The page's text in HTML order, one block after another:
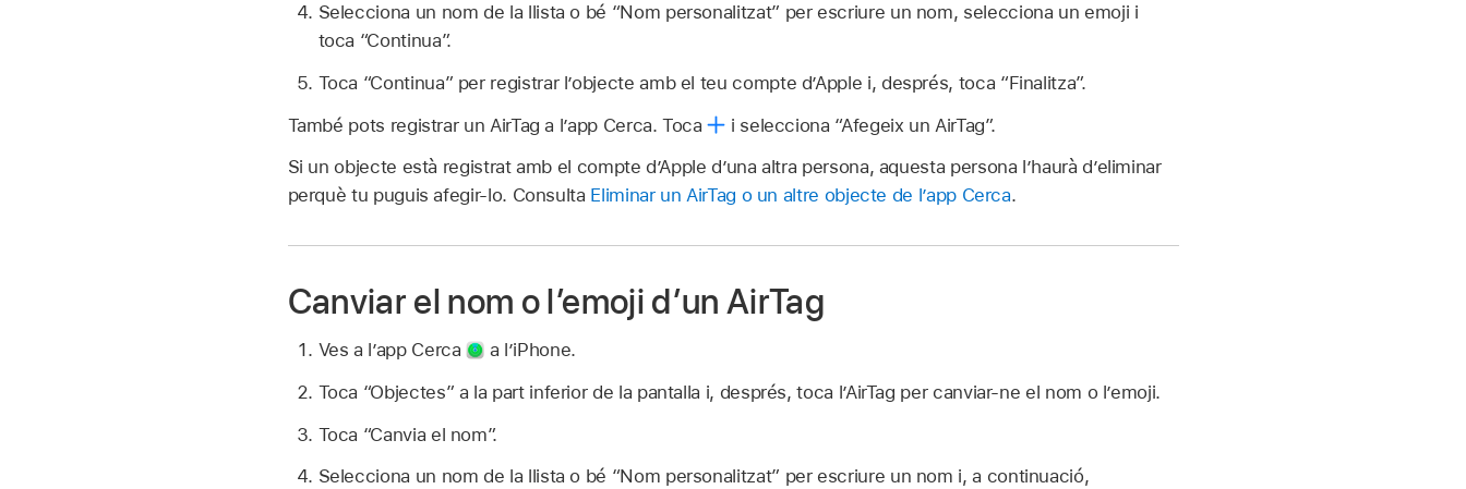
Selecciona un nom de la llista o bé “Nom personalitzat” per escriure un nom, selecciona un emoji i
toca “Continua”.
Toca “Continua” per registrar l’objecte amb el teu compte d’Apple i, després, toca “Finalitza”.
També pots registrar un AirTag a l’app Cerca. Toca
i selecciona “Afegeix un AirTag”.
Si un objecte està registrat amb el compte d’Apple d’una altra persona, aquesta persona l’haurà d’eliminar
perquè tu puguis afegir-lo. Consulta Eliminar un AirTag o un altre objecte de l’app Cerca.
Canviar el nom o l’emoji d’un AirTag
Ves a l’app Cerca
a l’iPhone.
Toca “Objectes” a la part inferior de la pantalla i, després, toca l’AirTag per canviar-ne el nom o l’emoji.
Toca “Canvia el nom”.
Selecciona un nom de la llista o bé “Nom personalitzat” per escriure un nom i, a continuació,